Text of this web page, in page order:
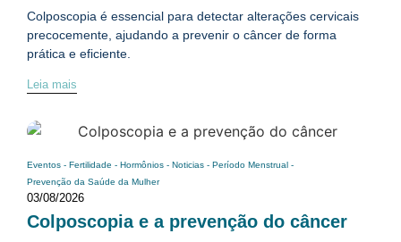
Colposcopia é essencial para detectar alterações cervicais
precocemente, ajudando a prevenir o câncer de forma
prática e eficiente.
Leia mais
Eventos - Fertilidade - Hormônios - Noticias - Período Menstrual -
Prevenção da Saúde da Mulher
03/08/2026
Colposcopia e a prevenção do câncer